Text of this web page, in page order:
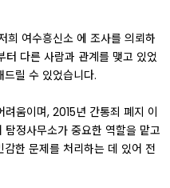
희 여수흥신소 에 조사를 의뢰하
터 다른 사람과 관계를 맺고 있었
릴 수 있었습니다.
움이며, 2015년 간통죄 폐지 이
정사무소가 중요한 역할을 맡고
한 문제를 처리하는 데 있어 전